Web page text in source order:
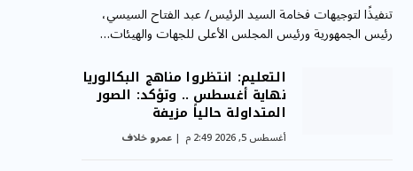
تنفيذًا لتوجيهات فخامة السيد الرئيس/ عبد الفتاح السيسي،
رئيس الجمهورية ورئيس المجلس الأعلى للجهات والهيئات…
التعليم: انتظروا مناهج البكالوريا
نهاية أغسطس .. وتؤكد: الصور
المتداولة حالياً مزيفة
أغسطس 5, 2026 2:49 م عمرو خلاف